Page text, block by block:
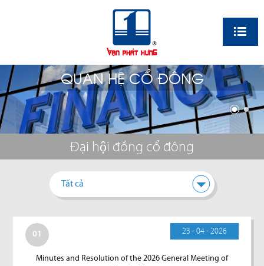
QUAN HỆ CỔ ĐÔNG
Đại hội đồng cổ đông
Tất cả
01 23 - 04 - 2026
Minutes and Resolution of the 2026 General Meeting of